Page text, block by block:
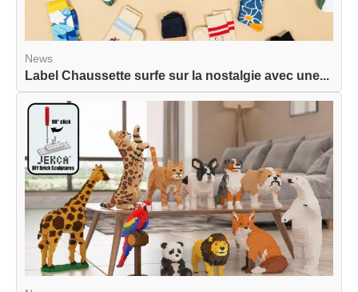
News
Label Chaussette surfe sur la nostalgie avec une...